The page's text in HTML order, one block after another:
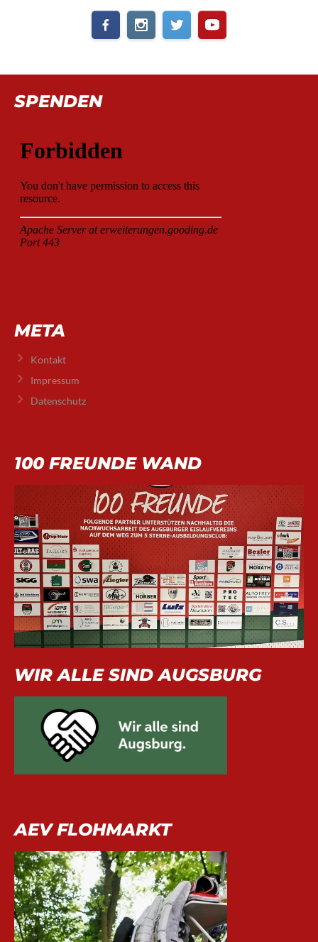
SPENDEN
META
Kontakt
Impressum
Datenschutz
100 FREUNDE WAND
WIR ALLE SIND AUGSBURG
AEV FLOHMARKT